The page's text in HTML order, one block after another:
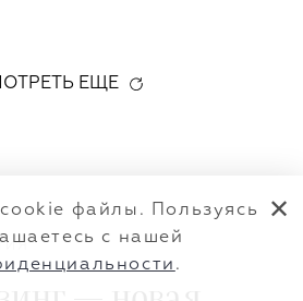
ЕЩЕ
файлы. Пользуясь
с нашей
.
✕